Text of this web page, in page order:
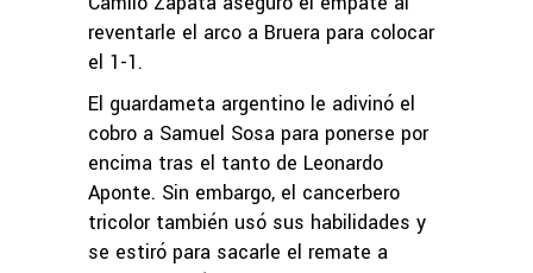
reventarle el arco a Bruera para colocar
el 1-1.
El guardameta argentino le adivinó el
cobro a Samuel Sosa para ponerse por
encima tras el tanto de Leonardo
Aponte. Sin embargo, el cancerbero
tricolor también usó sus habilidades y
se estiró para sacarle el remate a